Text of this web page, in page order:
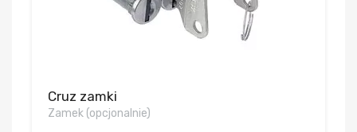
Cruz zamki
Zamek (opcjonalnie)